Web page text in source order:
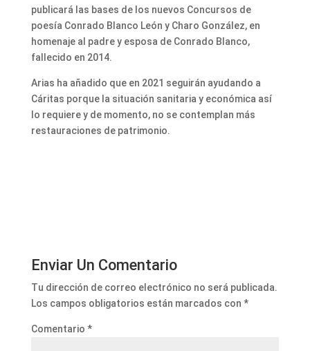
publicará las bases de los nuevos Concursos de
poesía Conrado Blanco León y Charo González, en
homenaje al padre y esposa de Conrado Blanco,
fallecido en 2014.
Arias ha añadido que en 2021 seguirán ayudando a
Cáritas porque la situación sanitaria y económica así
lo requiere y de momento, no se contemplan más
restauraciones de patrimonio.
Enviar Un Comentario
Tu dirección de correo electrónico no será publicada.
Los campos obligatorios están marcados con *
Comentario *